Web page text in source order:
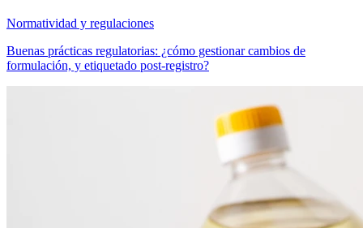
Normatividad y regulaciones
Buenas prácticas regulatorias: ¿cómo gestionar cambios de
formulación, y etiquetado post-registro?